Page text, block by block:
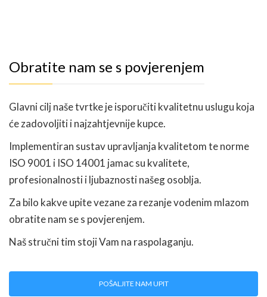
Obratite nam se s povjerenjem
Glavni cilj naše tvrtke je isporučiti kvalitetnu uslugu koja
će zadovoljiti i najzahtjevnije kupce.
Implementiran sustav upravljanja kvalitetom te norme
ISO 9001 i ISO 14001 jamac su kvalitete,
profesionalnosti i ljubaznosti našeg osoblja.
Za bilo kakve upite vezane za rezanje vodenim mlazom
obratite nam se s povjerenjem.
Naš stručni tim stoji Vam na raspolaganju.
POŠALJITE NAM UPIT